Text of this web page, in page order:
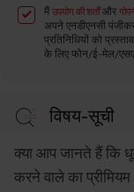
मैं उपयोग की शर्तोंऔर
अपने एनडीएनसी
प्रतिनिधियों को
के लिए फोन/ई-मेल/
विषय-सूची
कभी-
क्या आप जानते हैं कि
करने वाले का